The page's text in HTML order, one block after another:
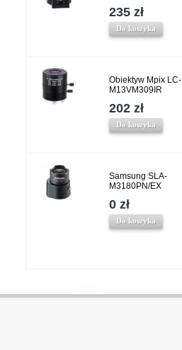
235 zł
Do koszyka
Obiektyw Mpix LC-
M13VM309IR
202 zł
Do koszyka
Samsung SLA-
M3180PN/EX
0 zł
Do koszyka